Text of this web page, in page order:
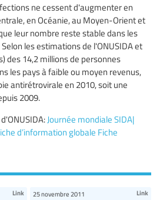
ne cessent d'augmenter en
en Océanie, au Moyen-Orient et
leur nombre reste stable dans les
les estimations de l'ONUSIDA et
des 14,2 millions de personnes
les pays à faible ou moyen revenus,
antirétrovirale en 2010, soit une
2009.
Journée mondiale SIDA|
d’information globale Fiche
Link 25 novembre 2011 Link